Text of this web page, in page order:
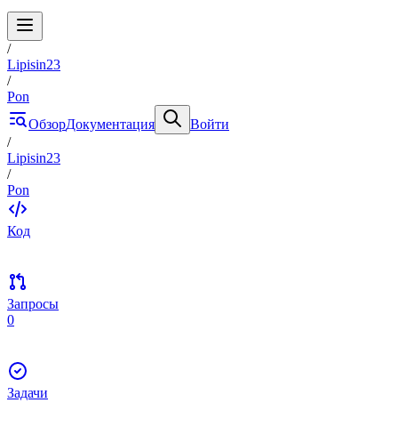
/
Lipisin23
/
Pon
ОбзорДокументация
Войти
/
Lipisin23
/
Pon
Код
Запросы
0
Задачи